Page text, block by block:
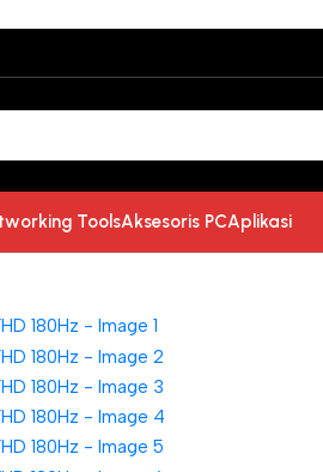
ToolsAksesoris PCAplikasi